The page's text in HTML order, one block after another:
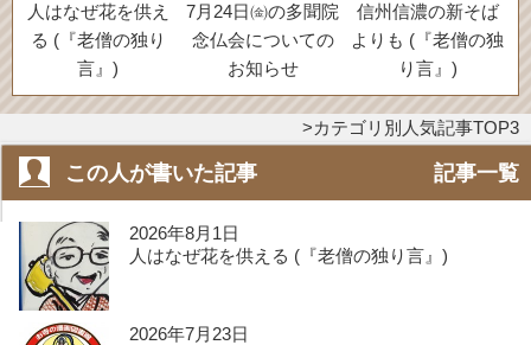
人はなぜ花を供え
る (『老僧の独り
言』)
7月24日㈮の多聞院
念仏会についての
お知らせ
信州信濃の新そば
よりも (『老僧の独
り言』)
カテゴリ別人気記事TOP3
この人が書いた記事 記事一覧
2026年8月1日
人はなぜ花を供える (『老僧の独り言』)
2026年7月23日